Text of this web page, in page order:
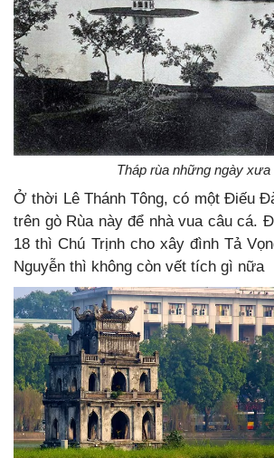
Tháp rùa những ngày xưa
Ở thời Lê Thánh Tông, có một Điếu
trên gò Rùa này để nhà vua câu cá.
18 thì Chú Trịnh cho xây đình Tả
Nguyễn thì không còn vết tích gì nữa